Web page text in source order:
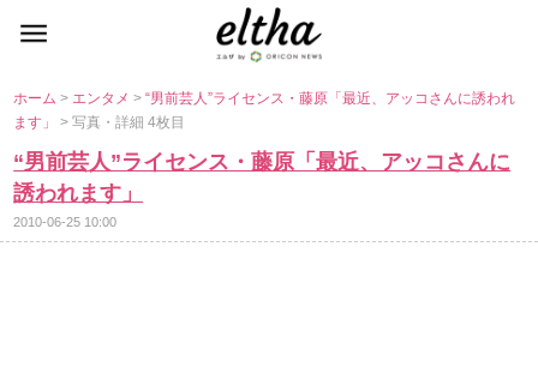
ホーム> エンタメ>“男前芸人”ライセンス・藤原「最近、アッコさんに誘われ
ます」> 写真・詳細 4枚目
“男前芸人”ライセンス・藤原「最近、アッコさんに
誘われます」
2010-06-25 10:00